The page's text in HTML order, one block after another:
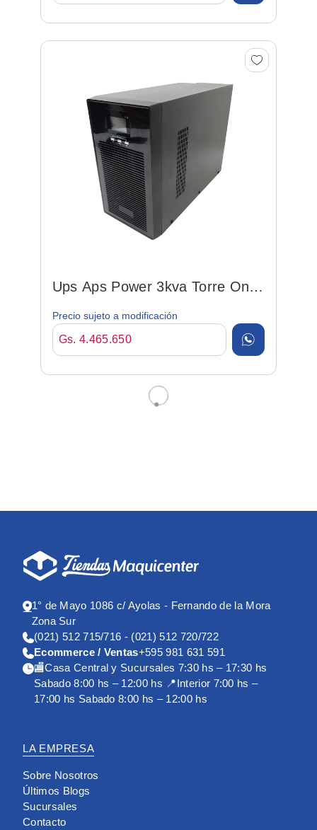
Ups Aps Power 3kva Torre On
Precio sujeto a modificación
Gs. 4.465.650
1° de Mayo 1086 c/ Ayolas - Fernando de la Mora
Zona Sur
(021) 512 715/716 - (021) 512 720/722
Ecommerce / Ventas+595 981 631 591
🏬Casa Central y Sucursales 7:30 hs – 17:30 hs
Sabado 8:00 hs – 12:00 hs 📍Interior 7:00 hs –
17:00 hs Sabado 8:00 hs – 12:00 hs
LA EMPRESA
Sobre Nosotros
Últimos Blogs
Sucursales
Contacto